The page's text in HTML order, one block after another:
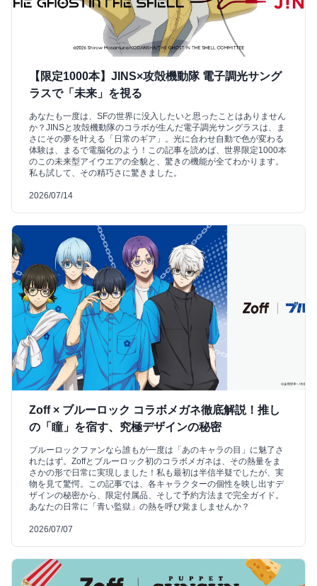
【限定1000本】JINS×攻殻機動隊 電子調光サング
ラスで「未来」を視る
あなたも一度は、SFの世界に没入したいと思ったことはありません
か？JINSと攻殻機動隊のコラボが生んだ電子調光サングラスは、ま
さにその夢を叶える「日常のギア」。光に合わせ自動で色が変わる
体験は、まるで電脳化のよう！この記事を読めば、世界限定1000本
のこの未来型アイウエアの全貌と、驚きの機能が全てわかります。
私も試して、その精巧さに驚きました。
2026/07/14
Zoff × ブルーロック コラボメガネ徹底解説！推し
の「瞳」を宿す、究極デザインの秘密
ブルーロックファンなら誰もが一度は「あのキャラの目」に魅了さ
れたはず。Zoffとブルーロック初のコラボメガネは、その熱量をま
さかの形で日常に実現しました！私も最初は半信半疑でしたが、実
物を見て驚愕。この記事では、各キャラクターの個性を映し出すデ
ザインの秘密から、限定付属品、そして予約方法まで完全ガイド。
あなたの日常に「青い監獄」の熱を呼び覚ましませんか？
2026/07/07